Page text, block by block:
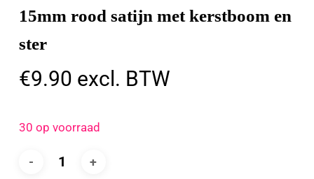
15mm rood satijn met kerstboom en
ster
€9.90 excl. BTW
30 op voorraad